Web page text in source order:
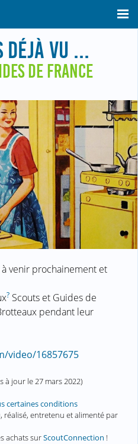
DÉJÀ VU ...
DE FRANCE
venir prochainement et
? Scouts et Guides de
pendant leur
video/16857675
à jour le27 mars 2022)
certaines conditions
réalisé, entretenu et alimenté par
achats surScoutConnection !